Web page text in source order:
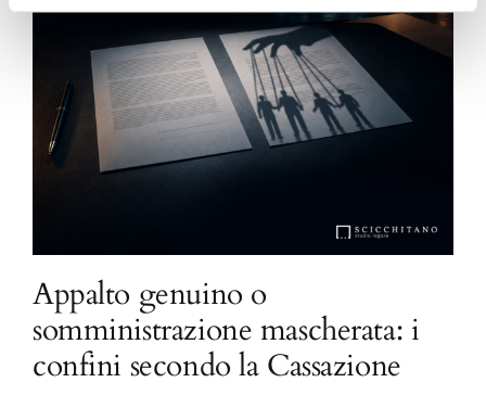
Appalto genuino o
somministrazione mascherata: i
confini secondo la Cassazione